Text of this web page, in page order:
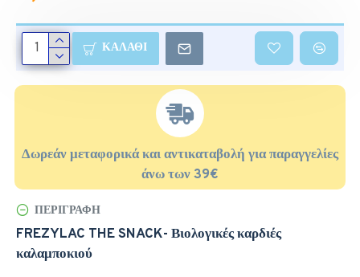
ΚΑΛΆΘΙ
Δωρεάν μεταφορικά και αντικαταβολή για παραγγελίες
άνω των 39€
ΠΕΡΙΓΡΑΦΉ
FREZYLAC THE SNACK- Βιολογικές καρδιές
καλαμποκιού